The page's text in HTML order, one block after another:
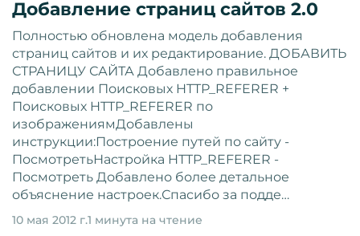
Добавление страниц сайтов 2.0
Полностью обновлена модель добавления
страниц сайтов и их редактирование. ДОБАВИТЬ
СТРАНИЦУ САЙТА Добавлено правильное
добавлении Поисковых HTTP_REFERER +
Поисковых HTTP_REFERER по
изображениямДобавлены
инструкции:Построение путей по сайту -
ПосмотретьНастройка HTTP_REFERER -
Посмотреть Добавлено более детальное
объяснение настроек.Спасибо за подде…
10 мая 2012 г.1 минута на чтение